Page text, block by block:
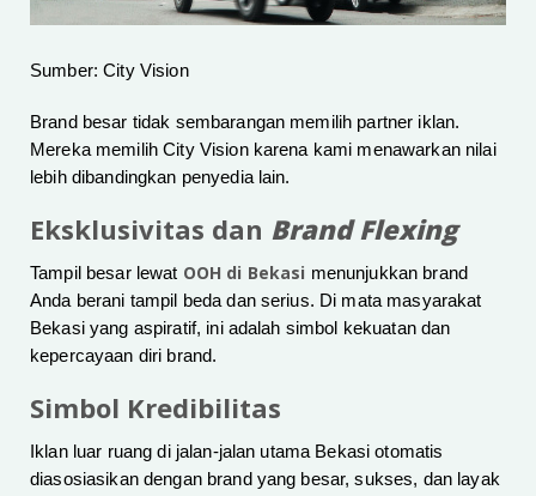
Sumber: City Vision
Brand besar tidak sembarangan memilih partner iklan.
Mereka memilih City Vision karena kami menawarkan nilai
lebih dibandingkan penyedia lain.
Eksklusivitas dan Brand Flexing
Tampil besar lewat OOH di Bekasi menunjukkan brand
Anda berani tampil beda dan serius. Di mata masyarakat
Bekasi yang aspiratif, ini adalah simbol kekuatan dan
kepercayaan diri brand.
Simbol Kredibilitas
Iklan luar ruang di jalan-jalan utama Bekasi otomatis
diasosiasikan dengan brand yang besar, sukses, dan layak